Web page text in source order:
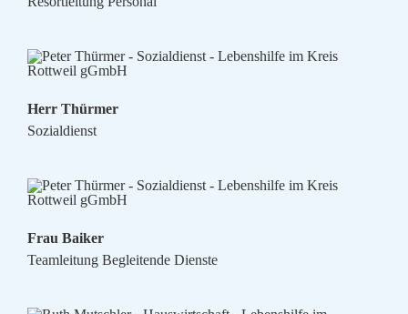
Herr Thürmer
Sozialdienst
Frau Baiker
Teamleitung Begleitende Dienste